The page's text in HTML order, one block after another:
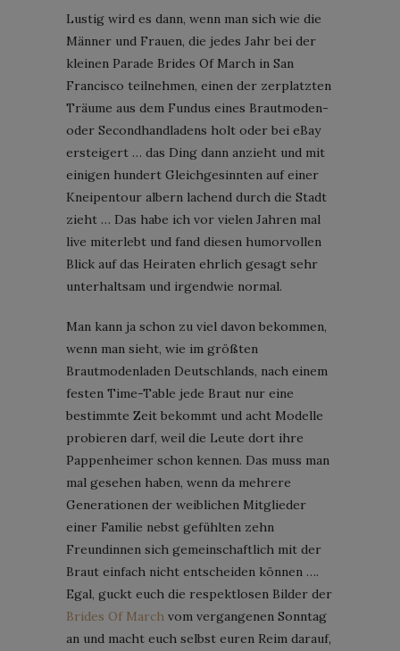
Lustig wird es dann, wenn man sich wie die
Männer und Frauen, die jedes Jahr bei der
kleinen Parade Brides Of March in San
Francisco teilnehmen, einen der zerplatzten
Träume aus dem Fundus eines Brautmoden-
oder Secondhandladens holt oder bei eBay
ersteigert … das Ding dann anzieht und mit
einigen hundert Gleichgesinnten auf einer
Kneipentour albern lachend durch die Stadt
zieht … Das habe ich vor vielen Jahren mal
live miterlebt und fand diesen humorvollen
Blick auf das Heiraten ehrlich gesagt sehr
unterhaltsam und irgendwie normal.
Man kann ja schon zu viel davon bekommen,
wenn man sieht, wie im größten
Brautmodenladen Deutschlands, nach einem
festen Time-Table jede Braut nur eine
bestimmte Zeit bekommt und acht Modelle
probieren darf, weil die Leute dort ihre
Pappenheimer schon kennen. Das muss man
mal gesehen haben, wenn da mehrere
Generationen der weiblichen Mitglieder
einer Familie nebst gefühlten zehn
Freundinnen sich gemeinschaftlich mit der
Braut einfach nicht entscheiden können ….
Egal, guckt euch die respektlosen Bilder der
Brides Of March vom vergangenen Sonntag
an und macht euch selbst euren Reim darauf,